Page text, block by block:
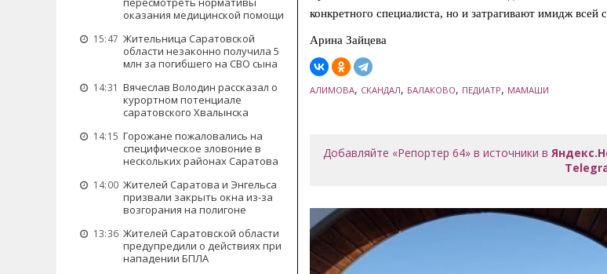
оказания медицинской помощи
15:47 Жительница Саратовской
области незаконно получила 5
млн за погибшего на СВО сына
14:31 Вячеслав Володин рассказал о
курортном потенциале
саратовского Хвалынска
14:15 Горожане пожаловались на
специфическое зловоние в
нескольких районах Саратова
14:00 Жителей Саратова и Энгельса
призвали закрыть окна из-за
возгорания на полигоне
13:36 Жителей Саратовской области
предупредили о действиях при
нападении БПЛА
конкретного специалиста, но и затрагивают имидж всей
Арина Зайцева
АЛИМОВА, СКАНДАЛ, БАЛАКОВО, ПЕДИАТР, МАМАШИ
Добавляйте «Репортер 64» в источники в